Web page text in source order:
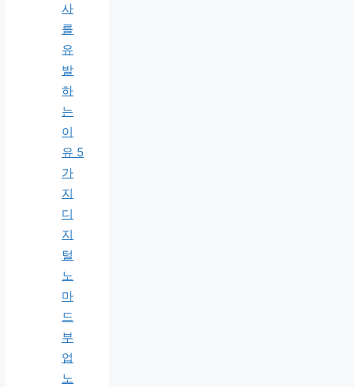
사
를
유
발
하
는
이
유 5
가
지
디
지
털
노
마
드
부
업
노